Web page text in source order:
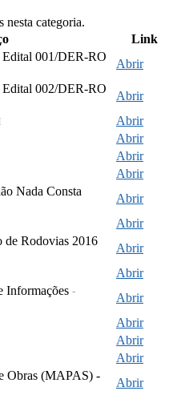
nesta categoria.
Link
001/DER-RO
Abrir
002/DER-RO
Abrir
Abrir
Abrir
Abrir
Abrir
Nada Consta
Abrir
Abrir
de Rodovias 2016
Abrir
Abrir
Informações -
Abrir
Abrir
Abrir
Abrir
Obras (MAPAS) -
Abrir